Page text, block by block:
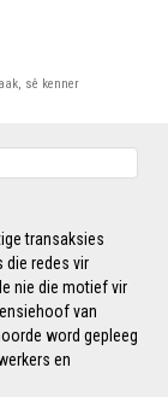
sê kenner
transaksies
die redes vir
nie die motief vir
van
word gepleeg
en